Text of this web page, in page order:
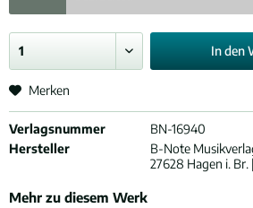
In den
Merken
Verlagsnummer
BN-16940
Hersteller
B-Note
27628 Hagen i. Br. |
Mehr zu diesem Werk